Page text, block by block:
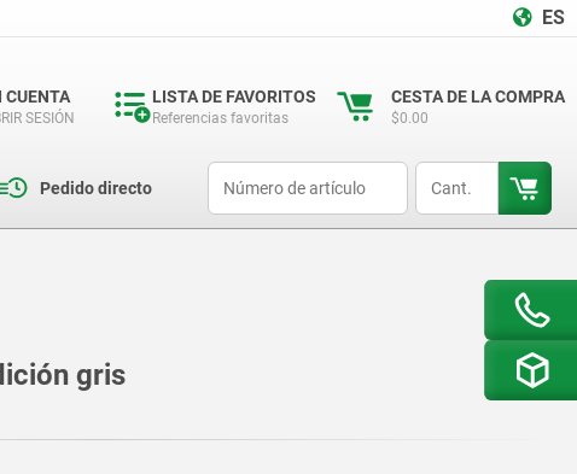
ES
CUENTA
SESIÓN
LISTA DE FAVORITOS
Referencias favoritas
CESTA DE LA COMPRA
$0.00
Pedido directo
gris